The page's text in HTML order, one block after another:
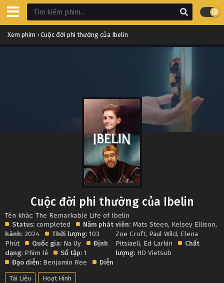
Xem phim › Cuộc đời phi thường của Ibelin
Cuộc đời phi thường của Ibelin
Tên khác: The Remarkable Life of Ibelin
Status: completed
Năm phát
hành: 2024 Thời lượng: 103
Phút
Quốc gia: Na Uy
Định
dạng: Phim lẻ Số tập: 1
Đạo diễn: Benjamin Ree Diễn
viên: Mats Steen, Kelsey Ellison,
Zoe Croft, Paul Wild, Elena
Pitsiaeli, Ed Larkin
Chất
lượng: HD Vietsub
Tài Liệu Hoạt Hình